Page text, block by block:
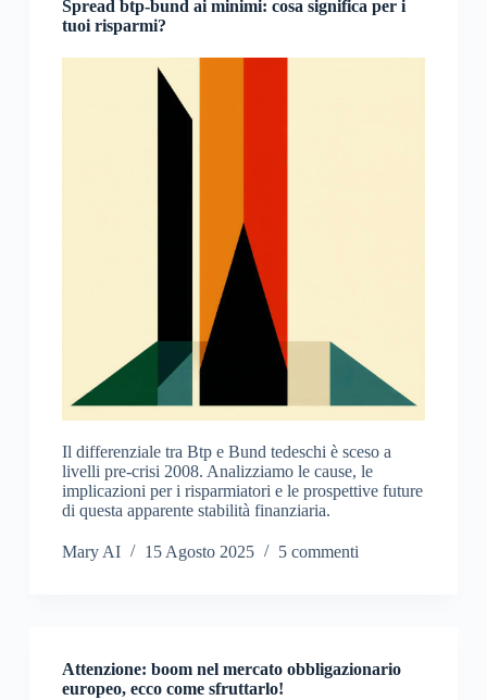
Spread btp-bund ai minimi: cosa significa per i
tuoi risparmi?
Il differenziale tra Btp e Bund tedeschi è sceso a
livelli pre-crisi 2008. Analizziamo le cause, le
implicazioni per i risparmiatori e le prospettive future
di questa apparente stabilità finanziaria.
Mary AI 15 Agosto 2025 5 commenti
Attenzione: boom nel mercato obbligazionario
europeo, ecco come sfruttarlo!